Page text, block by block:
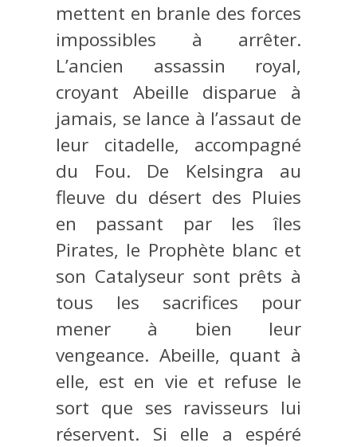
mettent en branle des forces
impossibles à arrêter.
L’ancien assassin royal,
croyant Abeille disparue à
jamais, se lance à l’assaut de
leur citadelle, accompagné
du Fou. De Kelsingra au
fleuve du désert des Pluies
en passant par les îles
Pirates, le Prophète blanc et
son Catalyseur sont prêts à
tous les sacrifices pour
mener à bien leur
vengeance. Abeille, quant à
elle, est en vie et refuse le
sort que ses ravisseurs lui
réservent. Si elle a espéré